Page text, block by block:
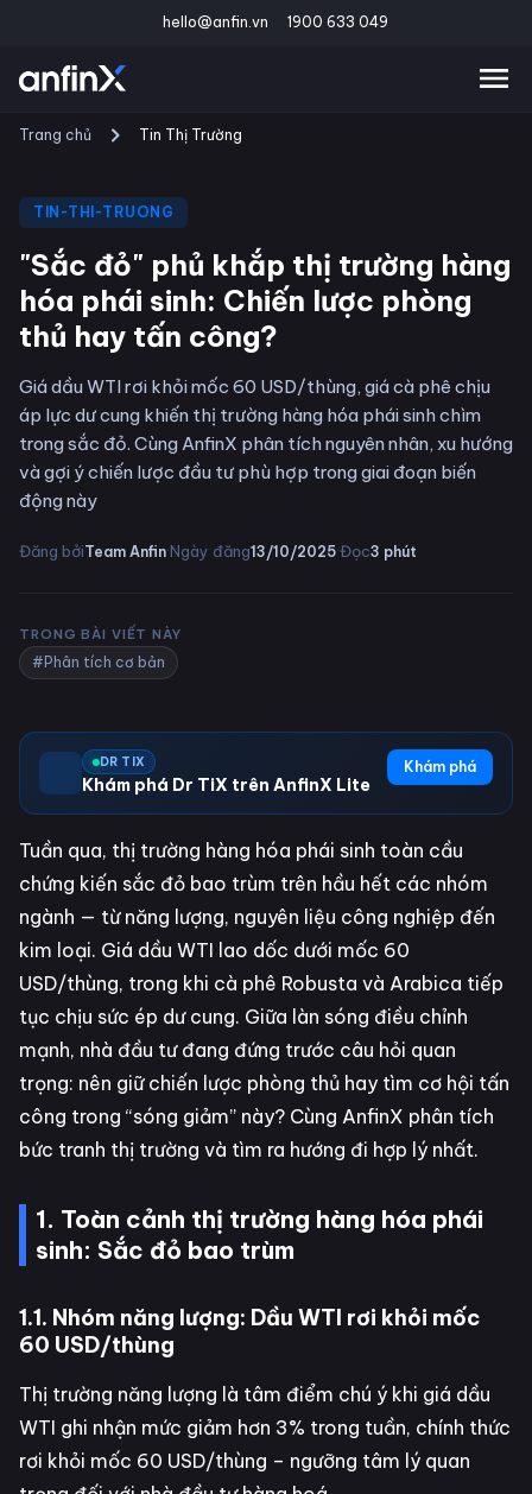
hello@anfin.vn 1900 633 049
Trang chủ Tin Thị Trường
TIN-THI-TRUONG
"Sắc đỏ" phủ khắp thị trường hàng
hóa phái sinh: Chiến lược phòng
thủ hay tấn công?
Giá dầu WTI rơi khỏi mốc 60 USD/thùng, giá cà phê chịu
áp lực dư cung khiến thị trường hàng hóa phái sinh chìm
trong sắc đỏ. Cùng AnfinX phân tích nguyên nhân, xu hướng
và gợi ý chiến lược đầu tư phù hợp trong giai đoạn biến
động này
Đăng bởiTeam Anfin·Ngày đăng13/10/2025·Đọc3 phút
TRONG BÀI VIẾT NÀY
#Phân tích cơ bản
DR TIX
Khám phá Dr TiX trên AnfinX Lite
Khám phá
Tuần qua, thị trường hàng hóa phái sinh toàn cầu
chứng kiến sắc đỏ bao trùm trên hầu hết các nhóm
ngành — từ năng lượng, nguyên liệu công nghiệp đến
kim loại. Giá dầu WTI lao dốc dưới mốc 60
USD/thùng, trong khi cà phê Robusta và Arabica tiếp
tục chịu sức ép dư cung. Giữa làn sóng điều chỉnh
mạnh, nhà đầu tư đang đứng trước câu hỏi quan
trọng: nên giữ chiến lược phòng thủ hay tìm cơ hội tấn
công trong “sóng giảm” này? Cùng AnfinX phân tích
bức tranh thị trường và tìm ra hướng đi hợp lý nhất.
1. Toàn cảnh thị trường hàng hóa phái
sinh: Sắc đỏ bao trùm
1.1. Nhóm năng lượng: Dầu WTI rơi khỏi mốc
60 USD/thùng
Thị trường năng lượng là tâm điểm chú ý khi giá dầu
WTI ghi nhận mức giảm hơn 3% trong tuần, chính thức
rơi khỏi mốc 60 USD/thùng – ngưỡng tâm lý quan